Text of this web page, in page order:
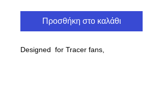
Προσθήκη στο καλάθι
Designed for Tracer fans,